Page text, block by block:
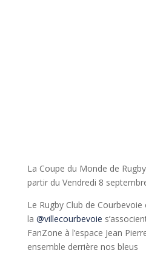
La Coupe du Monde de
partir du Vendredi 8
Le Rugby Club de Courbevoie
la @villecourbevoie
FanZone à l’espace Jean
ensemble derrière nos bleus